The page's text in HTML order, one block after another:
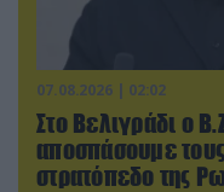
07.08.2026 | 02:02
Στο Βελιγράδι ο
αποσπάσουμε
στρατόπεδο της